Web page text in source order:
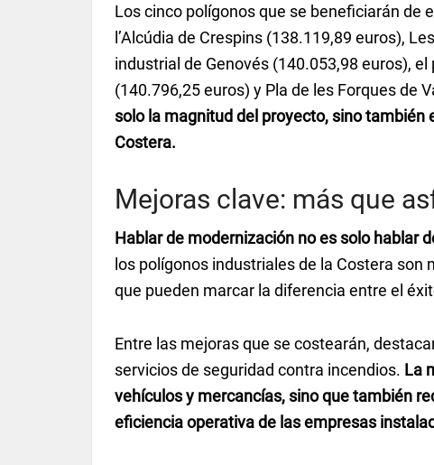
Los cinco polígonos que se beneficiarán de
l’Alcúdia de Crespins (138.119,89 euros),
industrial de Genovés (140.053,98 euros),
(140.796,25 euros) y Pla de les Forques de
solo la magnitud del proyecto, sino también
Costera.
Mejoras clave: más que
Hablar de modernización no es solo hablar
los polígonos industriales de la Costera
que pueden marcar la diferencia entre el
Entre las mejoras que se costearán,
servicios de seguridad contra incendios. La
vehículos y mercancías, sino que también
eficiencia operativa de las empresas